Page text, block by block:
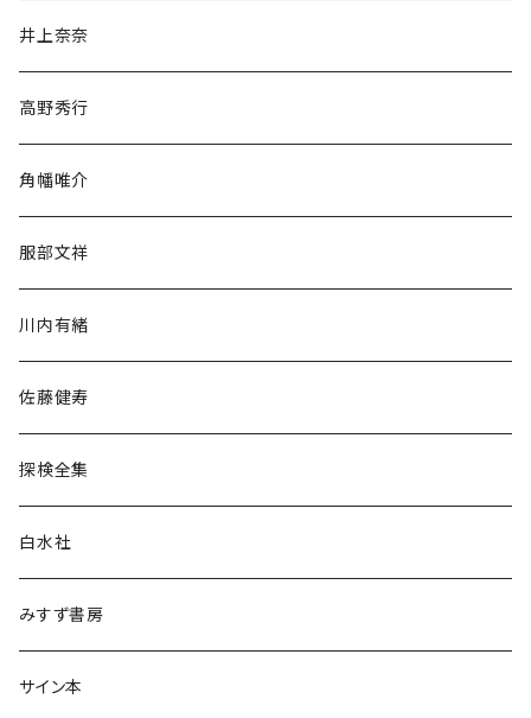
文学・小説・物語
随筆・ノンフィクション・その他
民族・風習
言語・ことば
井上奈奈
高野秀行
角幡唯介
服部文祥
川内有緒
佐藤健寿
探検全集
白水社
みすず書房
サイン本